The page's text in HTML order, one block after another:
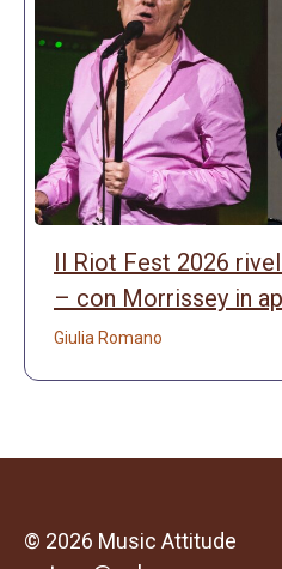
Il Riot Fest 2026
– con Morrissey in
Giulia Romano
© 2026 Music Attitude